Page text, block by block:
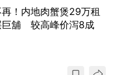
！内地肉蟹煲29万租
巨舖 较高峰价泻8成